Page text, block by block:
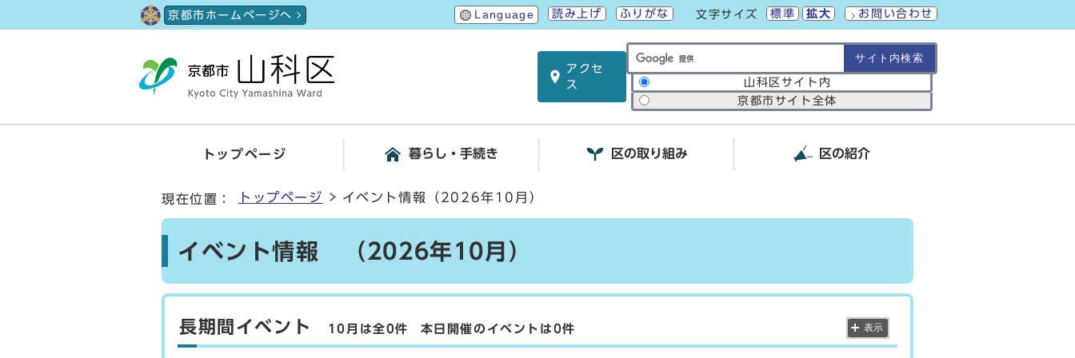
京都市ホームページへ Language 読み上げ ふりがな 文字サイズ 標準 拡大 お問い合わせ
アクセ
ス
サイト内検索の範囲
山科区サイト内
京都市サイト全体
トップページ 暮らし・手続き 区の取り組み 区の紹介
現在位置： トップページ イベント情報（2026年10月）
イベント情報 （2026年10月）
長期間イベント 10月は全0件 本日開催のイベントは0件 表示